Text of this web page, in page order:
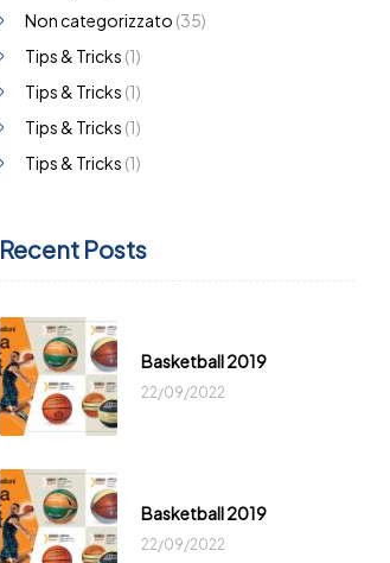
Non categorizzato (35)
Tips & Tricks (1)
Tips & Tricks (1)
Tips & Tricks (1)
Tips & Tricks (1)
Recent Posts
Basketball 2019
22/09/2022
Basketball 2019
22/09/2022